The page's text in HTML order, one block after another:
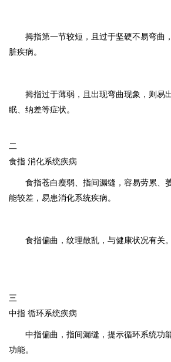
拇指第一节较短，且过于坚硬不易弯曲
脏疾病。
拇指过于薄弱，且出现弯曲现象，则易
眠、纳差等症状。
二
食指 消化系统疾病
食指苍白瘦弱、指间漏缝，容易劳累、
能较差，易患消化系统疾病。
食指偏曲，纹理散乱，与健康状况有关。
三
中指 循环系统疾病
中指偏曲，指间漏缝，提示循环系统功
功能。